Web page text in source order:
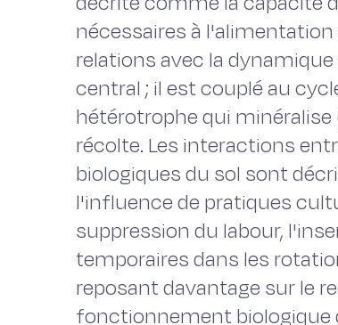
nécessaires à
relations avec la
central ; il est couplé au
hétérotrophe qui
récolte. Les interactions
biologiques du sol sont
l'influence de pratiques
suppression du labour,
temporaires dans les
reposant davantage sur le
fonctionnement biologique